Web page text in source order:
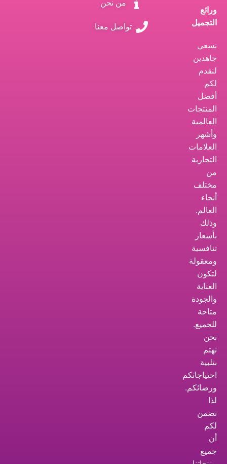
ورائع
التجميل
نسعي
جاهدين
لنقدم
لكم
أفضل
المنتجات
العالمية
وأشهر
العلامات
التجارية
من
مختلف
أنحاء
العالم.
وذلك
بأسعار
تنافسية
ومعقولة
لتكون
العناية
والجودة
متاحة
للجميع.
نحن
نهتم
بتلبية
احتياجاتكم
ورضائكم.
لذا
نضمن
لكم
أن
جميع
من نحن
تواصل معنا